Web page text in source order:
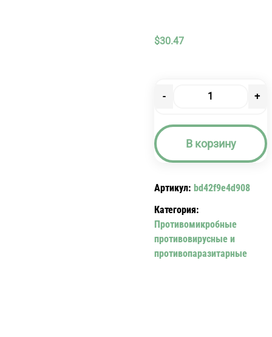
$30.47
-
БРОНХО-
МУНАЛ
КАПС.
МГ.
№10
BRONCHO-
+
В корзину
Артикул: bd42f9e4d908
Категория:
Противомикробные
противовирусные и
противопаразитарные